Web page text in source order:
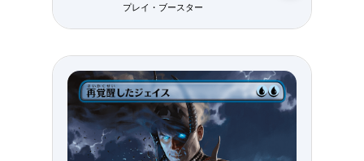
プレイ・ブースター